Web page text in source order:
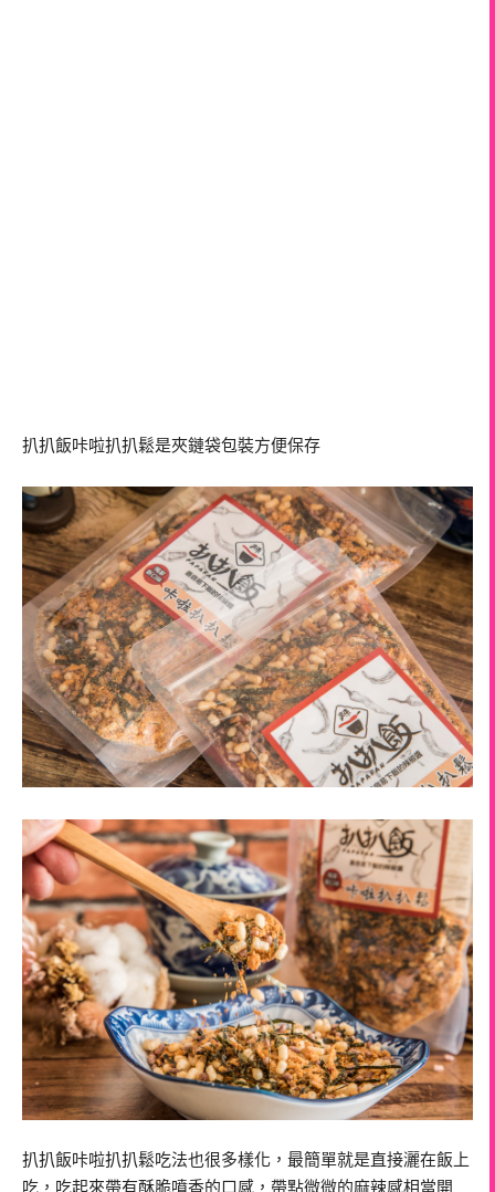
扒扒飯咔啦扒扒鬆是夾鏈袋包裝方便保存
扒扒飯咔啦扒扒鬆吃法也很多樣化，最簡單就是直接灑在飯上
吃，吃起來帶有酥脆噴香的口感，帶點微微的麻辣感相當開